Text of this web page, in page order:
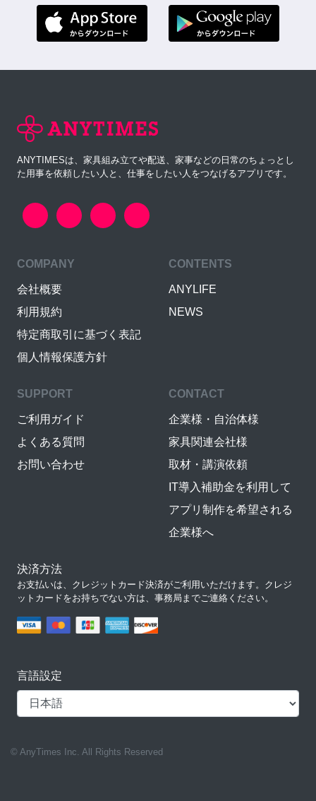
ANYTIMESは、家具組み立てや配送、家事などの日常のちょっとし
た用事を依頼したい人と、仕事をしたい人をつなげるアプリです。
COMPANY
会社概要
利用規約
特定商取引に基づく表記
個人情報保護方針
CONTENTS
ANYLIFE
NEWS
SUPPORT
ご利用ガイド
よくある質問
お問い合わせ
CONTACT
企業様・自治体様
家具関連会社様
取材・講演依頼
IT導入補助金を利用して
アプリ制作を希望される
企業様へ
決済方法
お支払いは、クレジットカード決済がご利用いただけます。クレジ
ットカードをお持ちでない方は、事務局までご連絡ください。
言語設定
© AnyTimes Inc. All Rights Reserved